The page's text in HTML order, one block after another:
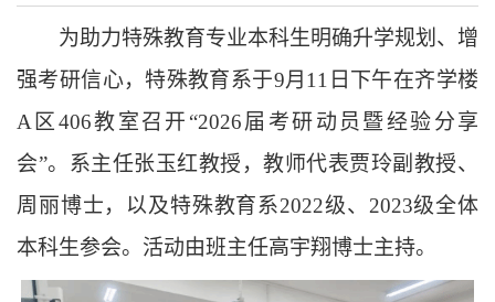
为助力特殊教育专业本科生明确升学规划、增
强考研信心，特殊教育系于9月11日下午在齐学楼
A区406教室召开“2026届考研动员暨经验分享
会”。系主任张玉红教授，教师代表贾玲副教授、
周丽博士，以及特殊教育系2022级、2023级全体
本科生参会。活动由班主任高宇翔博士主持。